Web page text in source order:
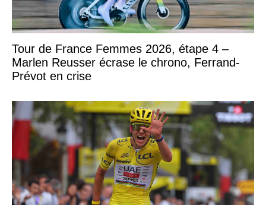
Tour de France Femmes 2026, étape 4 –
Marlen Reusser écrase le chrono, Ferrand-
Prévot en crise